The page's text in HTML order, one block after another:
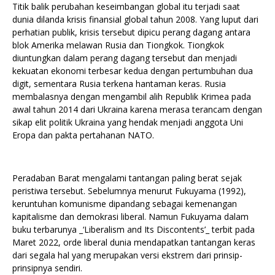
Titik balik perubahan keseimbangan global itu terjadi saat
dunia dilanda krisis finansial global tahun 2008. Yang luput dari
perhatian publik, krisis tersebut dipicu perang dagang antara
blok Amerika melawan Rusia dan Tiongkok. Tiongkok
diuntungkan dalam perang dagang tersebut dan menjadi
kekuatan ekonomi terbesar kedua dengan pertumbuhan dua
digit, sementara Rusia terkena hantaman keras. Rusia
membalasnya dengan mengambil alih Republik Krimea pada
awal tahun 2014 dari Ukraina karena merasa terancam dengan
sikap elit politik Ukraina yang hendak menjadi anggota Uni
Eropa dan pakta pertahanan NATO.
Peradaban Barat mengalami tantangan paling berat sejak
peristiwa tersebut. Sebelumnya menurut Fukuyama (1992),
keruntuhan komunisme dipandang sebagai kemenangan
kapitalisme dan demokrasi liberal. Namun Fukuyama dalam
buku terbarunya _‘Liberalism and Its Discontents’_ terbit pada
Maret 2022, orde liberal dunia mendapatkan tantangan keras
dari segala hal yang merupakan versi ekstrem dari prinsip-
prinsipnya sendiri.